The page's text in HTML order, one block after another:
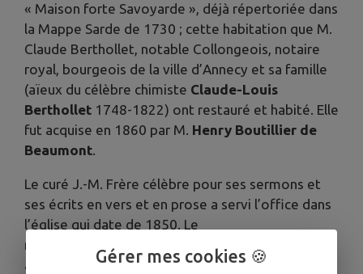
« Maison forte Savoyarde », déjà répertoriée dans
la Mappe Sarde de 1730 ; cette habitation que M.
Claude Berthollet, notable Collongeois, notaire
royal, bourgeois de la ville d’Annecy et sa famille
(aïeux du célèbre chimiste Claude-Louis
Berthollet 1748-1822) ont restauré et habité. Elle
fut acquise en 1860 par M. Henry Boutillier de
Beaumont.
Le curé J.-M. Frère célèbre pour ses sermons et
ses écrits en vers et en prose a servi l’office dans
l’église qui date de 1850. Le
musicien
Giuseppe Verdi
s’est marié en 1859
avec la cantatrice Guiseppina Strepponi.
Gérer mes cookies 🍪